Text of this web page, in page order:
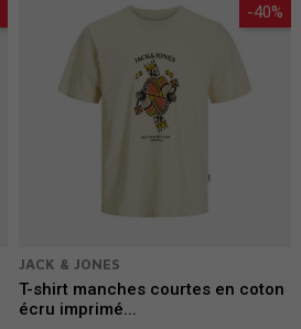
-40%
JACK & JONES
T-shirt manches courtes en coton
écru imprimé...